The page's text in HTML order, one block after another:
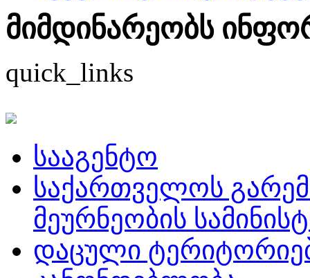
მიმდინარეობს
quick_links
სააგენტო
საქართველოს
მეურნეობის
დაცული